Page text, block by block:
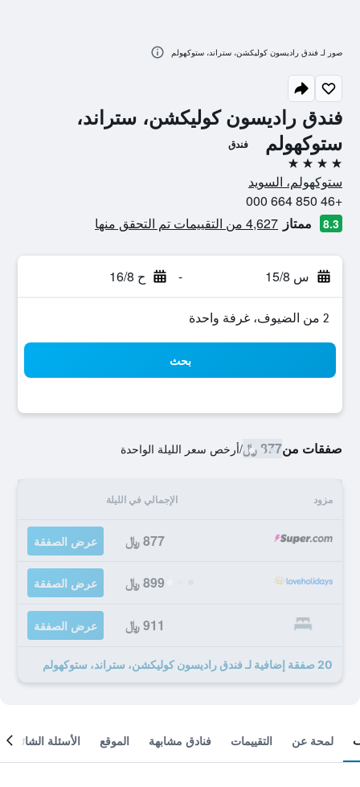
فندق راديسون كوليكشن، ستراند،
ستوكهولم
فندق
4 نجوم
ستوكهولم، السويد
+46 850 664 000
8.3 ممتاز 4,627 من التقييمات تم التحقق منها
س 15/8 - ح 16/8
2 من الضيوف، غرفة واحدة
بحث
صفقات من877 ﷼ /أرخص سعر الليلة الواحدة
مزود الإجمالي في الليلة
877 ﷼ عرض الصفقة
899 ﷼ عرض الصفقة
911 ﷼ عرض الصفقة
20 صفقة إضافية لـ فندق راديسون كوليكشن، ستراند، ستوكهولم
صور لـ فندق راديسون كوليكشن، ستراند، ستوكهولم
لمحة عن التقييمات فنادق مشابهة الموقع الأسئلة الشائعة